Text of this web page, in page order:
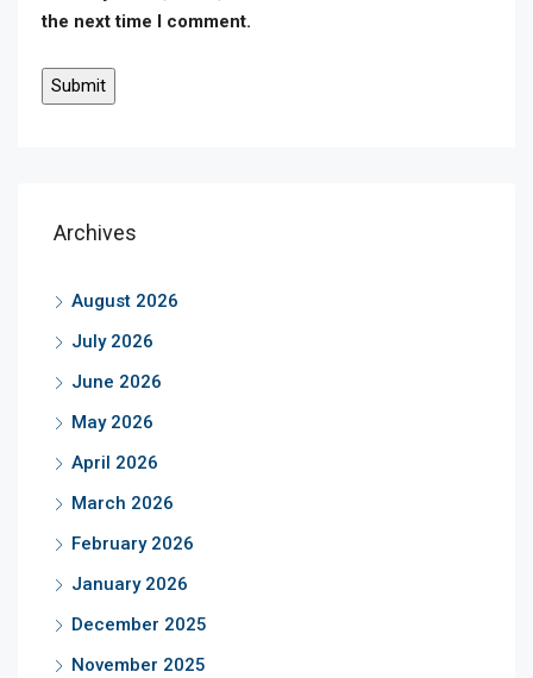
the next time I comment.
Archives
August 2026
July 2026
June 2026
May 2026
April 2026
March 2026
February 2026
January 2026
December 2025
November 2025